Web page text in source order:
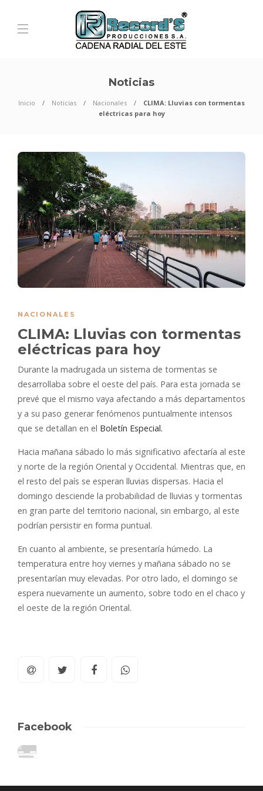
Noticias
Inicio Noticias Nacionales
CLIMA: Lluvias con tormentas
eléctricas para hoy
NACIONALES
CLIMA: Lluvias con tormentas
eléctricas para hoy
Durante la madrugada un sistema de tormentas se
desarrollaba sobre el oeste del país. Para esta jornada se
prevé que el mismo vaya afectando a más departamentos
y a su paso generar fenómenos puntualmente intensos
que se detallan en el Boletín Especial.
Hacia mañana sábado lo más significativo afectaría al este
y norte de la región Oriental y Occidental. Mientras que, en
el resto del país se esperan lluvias dispersas. Hacia el
domingo desciende la probabilidad de lluvias y tormentas
en gran parte del territorio nacional, sin embargo, al este
podrían persistir en forma puntual.
En cuanto al ambiente, se presentaría húmedo. La
temperatura entre hoy viernes y mañana sábado no se
presentarían muy elevadas. Por otro lado, el domingo se
espera nuevamente un aumento, sobre todo en el chaco y
el oeste de la región Oriental.
Facebook